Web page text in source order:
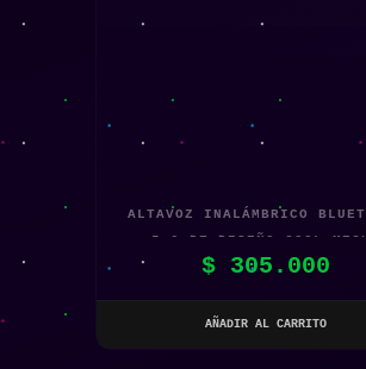
ALTAVOZ INALÁMBRICO
5.0 DE DISEÑO COOL
$305.000
AÑADIR AL CARRITO